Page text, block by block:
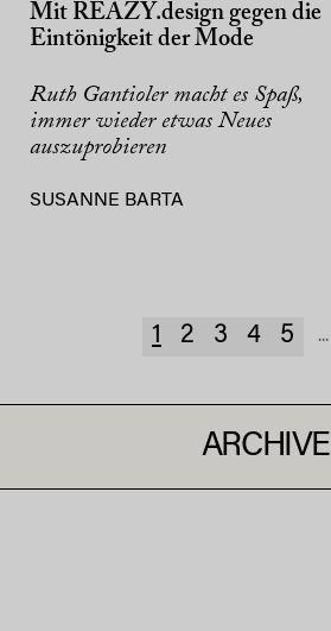
Mit REAZY.design gegen die
Eintönigkeit der Mode
Ruth Gantioler macht es Spaß,
immer wieder etwas Neues
auszuprobieren
SUSANNE BARTA
1 2 3 4 5 ...
ARCHIVE